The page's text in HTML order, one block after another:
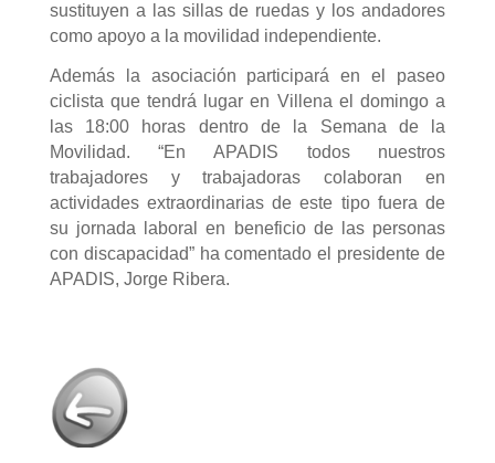
sustituyen a las sillas de ruedas y los andadores
como apoyo a la movilidad independiente.
Además la asociación participará en el paseo
ciclista que tendrá lugar en Villena el domingo a
las 18:00 horas dentro de la Semana de la
Movilidad. “En APADIS todos nuestros
trabajadores y trabajadoras colaboran en
actividades extraordinarias de este tipo fuera de
su jornada laboral en beneficio de las personas
con discapacidad” ha comentado el presidente de
APADIS, Jorge Ribera.